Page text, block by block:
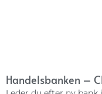
Handelsbanken –